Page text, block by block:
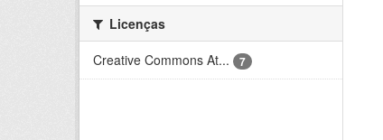
Licenças
Creative Commons At...
7